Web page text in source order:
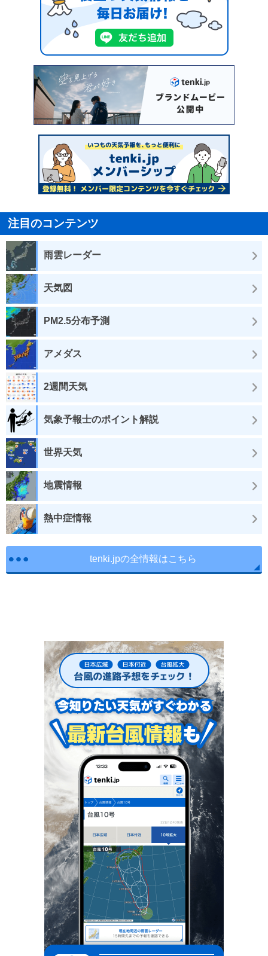
注目のコンテンツ
雨雲レーダー
天気図
PM2.5分布予測
アメダス
2週間天気
気象予報士のポイント解説
世界天気
地震情報
熱中症情報
tenki.jpの全情報はこちら